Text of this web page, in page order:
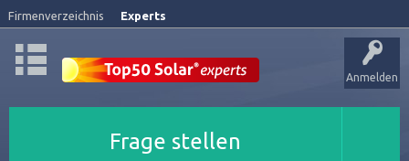
Firmenverzeichnis Experts
Anmelden
Frage stellen